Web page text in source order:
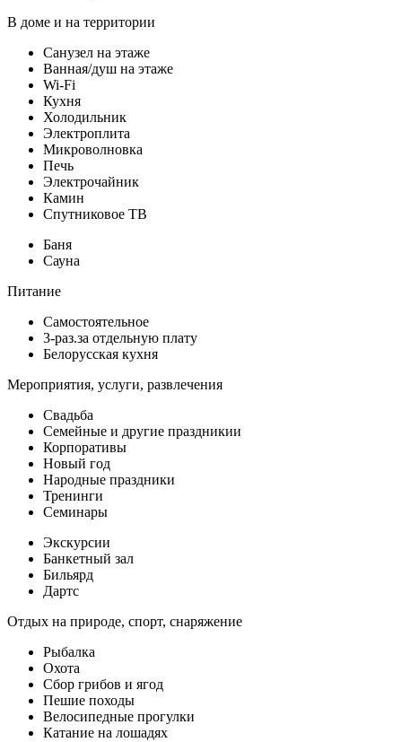
В доме и на территории
Санузел на этаже
Ванная/душ на этаже
Wi-Fi
Кухня
Холодильник
Электроплита
Микроволновка
Печь
Электрочайник
Камин
Спутниковое ТВ
Баня
Сауна
Питание
Самостоятельное
3-раз.за отдельную плату
Белорусская кухня
Мероприятия, услуги, развлечения
Свадьба
Семейные и другие праздникии
Корпоративы
Новый год
Народные праздники
Тренинги
Семинары
Экскурсии
Банкетный зал
Бильярд
Дартс
Отдых на природе, спорт, снаряжение
Рыбалка
Охота
Сбор грибов и ягод
Пешие походы
Велосипедные прогулки
Катание на лошадях